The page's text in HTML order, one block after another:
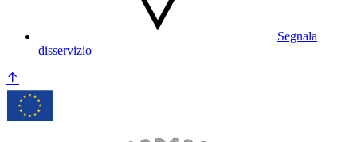
Segnala
disservizio